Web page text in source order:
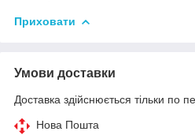
Приховати
Умови доставки
Доставка здійснюється тільки по
Нова Пошта